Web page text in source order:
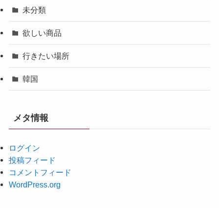
未分類
欲しい商品
行きたい場所
韓国
メタ情報
ログイン
投稿フィード
コメントフィード
WordPress.org